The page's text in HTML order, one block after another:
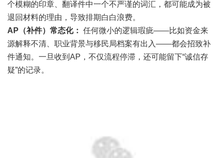
个模糊的印章、翻译件中一个不严谨的词汇，都可能成为被
退回材料的理由，导致排期白白浪费。
AP（补件）常态化： 任何微小的逻辑瑕疵——比如资金来
源解释不清、职业背景与移民局档案有出入——都会招致补
件通知。一旦收到AP，不仅流程停滞，还可能留下“诚信存
疑”的记录。